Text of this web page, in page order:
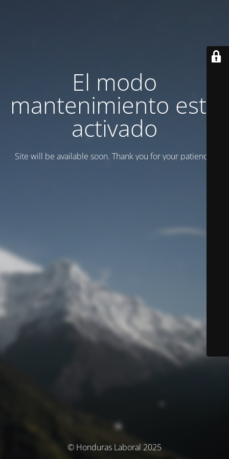
El modo
mantenimiento está
activado
Site will be available soon. Thank you for your patience!
© Honduras Laboral 2025